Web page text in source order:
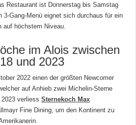
Restaurant ist Donnerstag bis Samstag
3-Gang-Menü eignet sich durchaus für ein
höchstem Niveau.
im Alois zwischen
und 2023
2022 einen der größten Newcomer
auf Anhieb zwei Michelin-Sterne
2023 verliessSternekoch Max
Fine Dining, um den Kontinent zu